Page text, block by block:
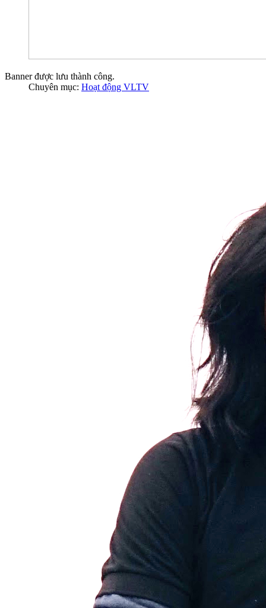
Banner được lưu thành công.
Chuyên mục: Hoạt động VLTV